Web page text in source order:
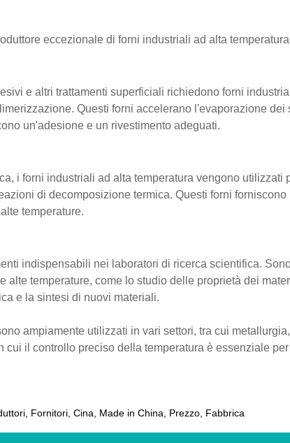
eccezionale di forni industriali ad alta
e altri trattamenti superficiali richiedono forni
Questi forni accelerano l'evaporazione dei
un'adesione e un rivestimento adeguati.
i forni industriali ad alta temperatura vengono utilizzati
di decomposizione termica. Questi forni
temperature.
indispensabili nei laboratori di ricerca scientifica.
alte temperature, come lo studio delle proprietà dei
e la sintesi di nuovi materiali.
ampiamente utilizzati in vari settori, tra cui
cui il controllo preciso della temperatura è essenziale
Fornitori, Cina, Made in China, Prezzo, Fabbrica